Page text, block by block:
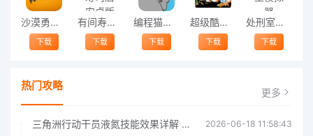
沙漠勇者游戏
下载
有间寿司店安卓版
下载
编程猫咪手游
下载
超级酷乐猫游戏
下载
处刑室模拟器
下载
热门攻略 更多
三角洲行动干员液氮技能效果详解 三角洲行动干员液氮技能介绍 2026-06-18 11:58:43